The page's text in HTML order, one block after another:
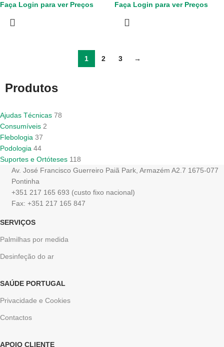
Produtos
Ajudas Técnicas 78
Consumíveis 2
Flebologia 37
Podologia 44
Suportes e Ortóteses 118
Faça Login para ver Preços
Faça Login para ver Preços
1 2 3 →
Av. José Francisco Guerreiro Paiã Park, Armazém A2.7 1675-077
Pontinha
+351 217 165 693 (custo fixo nacional)
Fax: +351 217 165 847
SERVIÇOS
Palmilhas por medida
Desinfeção do ar
SAÚDE PORTUGAL
Privacidade e Cookies
Contactos
APOIO CLIENTE